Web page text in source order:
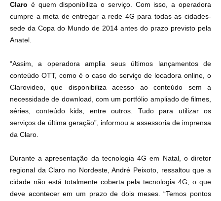
Claro é quem disponibiliza o serviço. Com isso, a operadora
cumpre a meta de entregar a rede 4G para todas as cidades-
sede da Copa do Mundo de 2014 antes do prazo previsto pela
Anatel.
“Assim, a operadora amplia seus últimos lançamentos de
conteúdo OTT, como é o caso do serviço de locadora online, o
Clarovideo, que disponibiliza acesso ao conteúdo sem a
necessidade de download, com um portfólio ampliado de filmes,
séries, conteúdo kids, entre outros. Tudo para utilizar os
serviços de última geração”, informou a assessoria de imprensa
da Claro.
Durante a apresentação da tecnologia 4G em Natal, o diretor
regional da Claro no Nordeste, André Peixoto, ressaltou que a
cidade não está totalmente coberta pela tecnologia 4G, o que
deve acontecer em um prazo de dois meses. “Temos pontos